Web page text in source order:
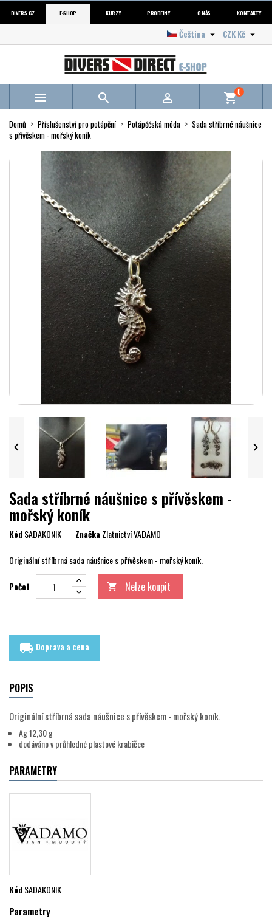
DIVERS.CZ E-SHOP KURZY PRODEJNY O NÁS KONTAKTY
CZK Kč 
Čeština 
   shopping_cart0
Domů Příslušenství pro potápění Potápěčská móda
Sada stříbrné náušnice
s přívěskem - mořský koník
 
Sada stříbrné náušnice s přívěskem -
mořský koník
KódSADAKONIK ZnačkaZlatnictví VADAMO
Originální stříbrná sada náušnice s přívěskem - mořský koník.
Počet  Nelze koupit
local_shipping Doprava a cena
POPIS
Originální stříbrná sada náušnice s přívěskem - mořský koník.
Ag 12,30 g
dodáváno v průhledné plastové krabičce
PARAMETRY
KódSADAKONIK
Parametry